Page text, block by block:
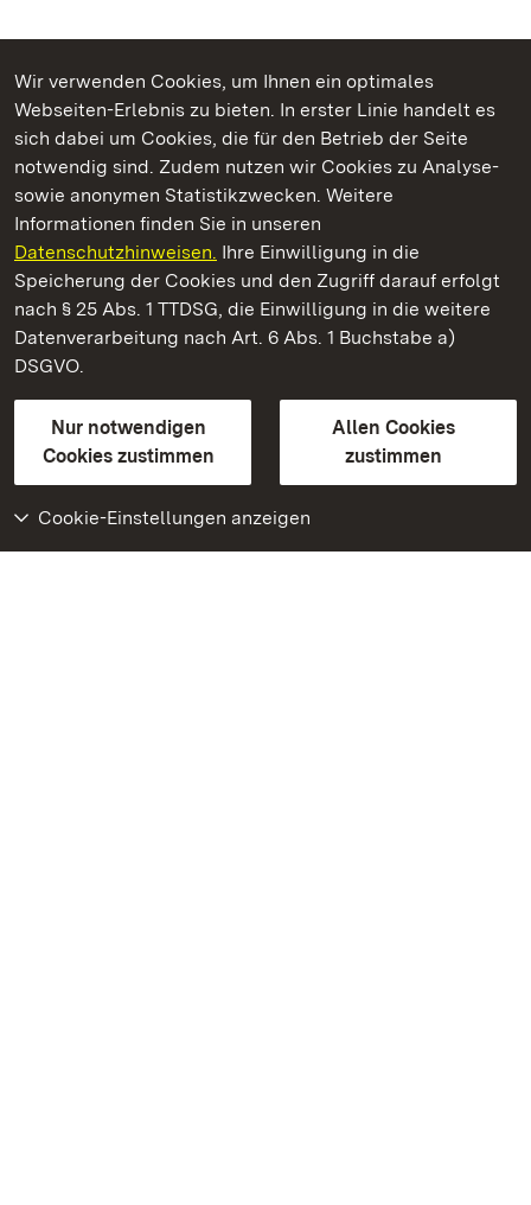
Wir verwenden Cookies, um Ihnen ein optimales
Webseiten-Erlebnis zu bieten. In erster Linie handelt es
sich dabei um Cookies, die für den Betrieb der Seite
notwendig sind. Zudem nutzen wir Cookies zu Analyse-
sowie anonymen Statistikzwecken. Weitere
Informationen finden Sie in unseren
Datenschutzhinweisen. Ihre Einwilligung in die
Speicherung der Cookies und den Zugriff darauf erfolgt
nach § 25 Abs. 1 TTDSG, die Einwilligung in die weitere
Datenverarbeitung nach Art. 6 Abs. 1 Buchstabe a)
DSGVO.
Nur notwendigen
Cookies zustimmen
Allen Cookies
zustimmen
Cookie-Einstellungen anzeigen
Kommen. Staunen. Genießen.
Staatliche Schlösser und Gärten Baden‑Württemberg
Staatliche Schlösser und Gärten Baden-Württemberg
Kontakt
GebärdenspracheLeichte Sprache
Erklärung zur Barrierefreiheit
BITV-konform (geprüfte Seiten)
Weiteres